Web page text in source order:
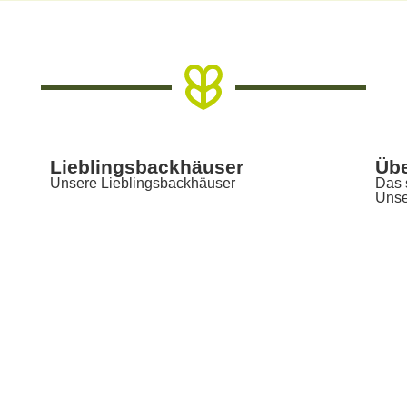
Lieblingsbackhäuser
Unsere Lieblingsbackhäuser
Das